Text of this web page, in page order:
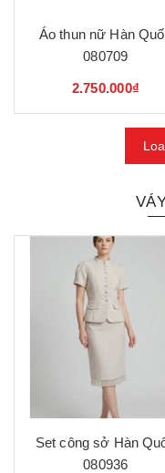
Áo thun nữ Hàn
080709
2.750.000₫
Set công sở Hàn
080936